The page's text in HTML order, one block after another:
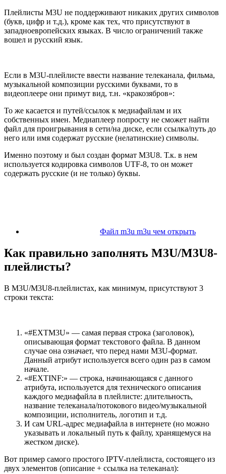
Плейлисты M3U не поддерживают никаких других символов
(букв, цифр и т.д.), кроме как тех, что присутствуют в
западноевропейских языках. В число ограничений также
вошел и русский язык.
Если в M3U-плейлисте ввести название телеканала, фильма,
музыкальной композиции русскими буквами, то в
видеоплеере они примут вид, т.н. «кракозябров»:
То же касается и путей/ссылок к медиафайлам и их
собственных имен. Медиаплеер попросту не сможет найти
файл для проигрывания в сети/на диске, если ссылка/путь до
него или имя содержат русские (нелатинские) символы.
Именно поэтому и был создан формат M3U8. Т.к. в нем
используется кодировка символов UTF-8, то он может
содержать русские (и не только) буквы.
Файл m3u m3u чем открыть
Как правильно заполнять M3U/M3U8-
плейлисты?
В M3U/M3U8-плейлистах, как минимум, присутствуют 3
строки текста:
«#EXTM3U» — самая первая строка (заголовок),
описывающая формат текстового файла. В данном
случае она означает, что перед нами M3U-формат.
Данный атрибут используется всего один раз в самом
начале.
«#EXTINF:» — строка, начинающаяся с данного
атрибута, используется для технического описания
каждого медиафайла в плейлисте: длительность,
название телеканала/потокового видео/музыкальной
композиции, исполнитель, логотип и т.д.
И сам URL-адрес медиафайла в интернете (но можно
указывать и локальный путь к файлу, хранящемуся на
жестком диске).
Вот пример самого простого IPTV-плейлиста, состоящего из
двух элементов (описание + ссылка на телеканал):